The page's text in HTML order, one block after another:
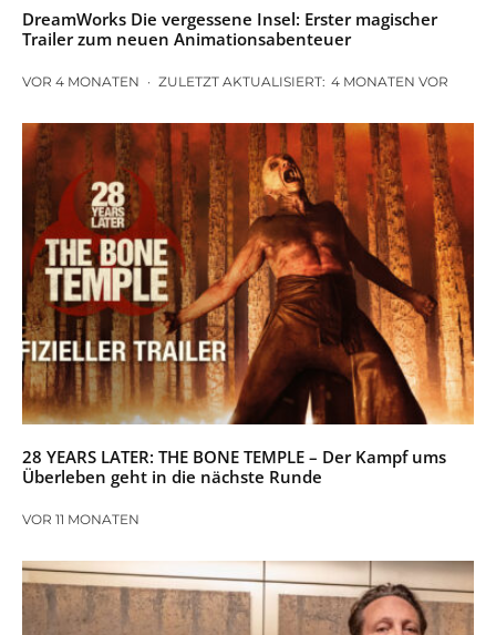
DreamWorks Die vergessene Insel: Erster magischer
Trailer zum neuen Animationsabenteuer
VOR 4 MONATEN · ZULETZT AKTUALISIERT: 4 MONATEN VOR
28 YEARS LATER: THE BONE TEMPLE – Der Kampf ums
Überleben geht in die nächste Runde
VOR 11 MONATEN